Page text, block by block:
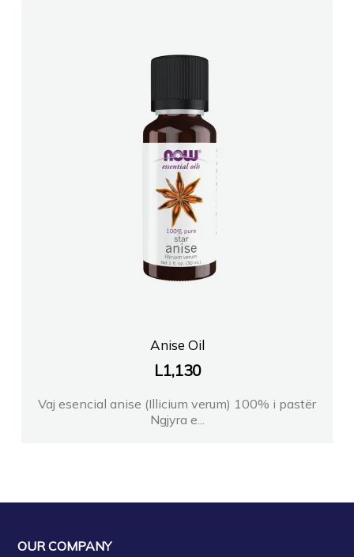
Anise Oil
L1,130
Vaj esencial anise (Illicium verum) 100% i pastër
Ngjyra e...
OUR COMPANY